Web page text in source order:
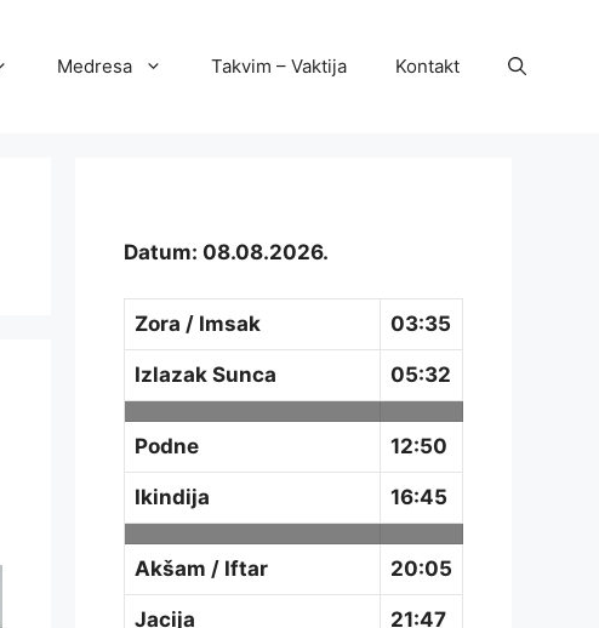
Medresa Takvim – Vaktija Kontakt
Datum: 08.08.2026.
Zora / Imsak 03:35
Izlazak Sunca 05:32
Podne 12:50
Ikindija 16:45
Akšam / Iftar 20:05
Jacija 21:47